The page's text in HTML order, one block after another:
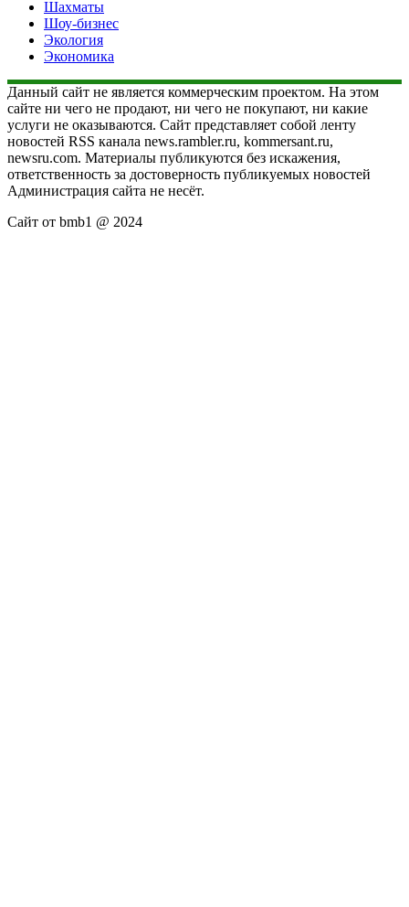
Шахматы
Шоу-бизнес
Экология
Экономика
Данный сайт не является коммерческим проектом. На этом
сайте ни чего не продают, ни чего не покупают, ни какие
услуги не оказываются. Сайт представляет собой ленту
новостей RSS канала news.rambler.ru, kommersant.ru,
newsru.com. Материалы публикуются без искажения,
ответственность за достоверность публикуемых новостей
Администрация сайта не несёт.
Сайт от bmb1 @ 2024